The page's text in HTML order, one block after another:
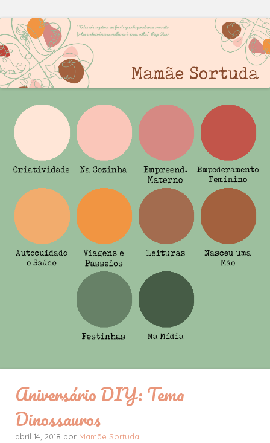
Aniversário DIY: Tema
Dinossauros
abril 14, 2018 por Mamãe Sortuda